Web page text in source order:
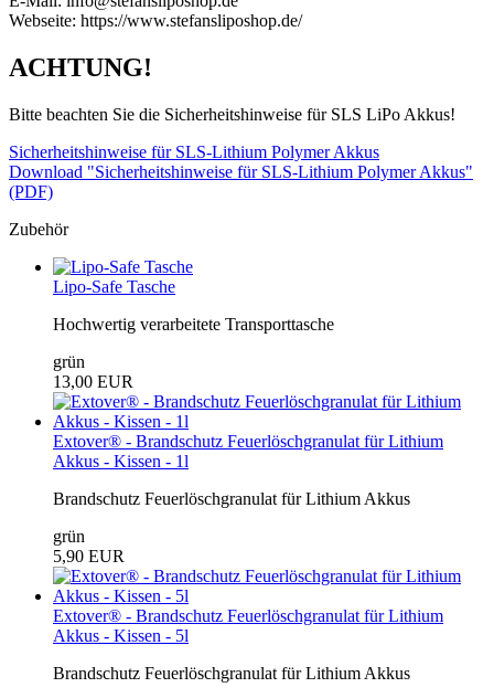
Webseite: https://www.stefansliposhop.de/
ACHTUNG!
Bitte beachten Sie die Sicherheitshinweise für SLS LiPo Akkus!
Sicherheitshinweise für SLS-Lithium Polymer Akkus
Download "Sicherheitshinweise für SLS-Lithium Polymer Akkus"
(PDF)
Zubehör
Lipo-Safe Tasche
Hochwertig verarbeitete Transporttasche
grün
13,00 EUR
Extover® - Brandschutz Feuerlöschgranulat für Lithium
Akkus - Kissen - 1l
Brandschutz Feuerlöschgranulat für Lithium Akkus
grün
5,90 EUR
Extover® - Brandschutz Feuerlöschgranulat für Lithium
Akkus - Kissen - 5l
Brandschutz Feuerlöschgranulat für Lithium Akkus